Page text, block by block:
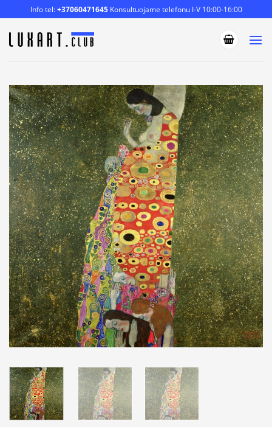
to
content
Info tel:+37060471645Konsultuojame telefonu I-V 10:00-16:00